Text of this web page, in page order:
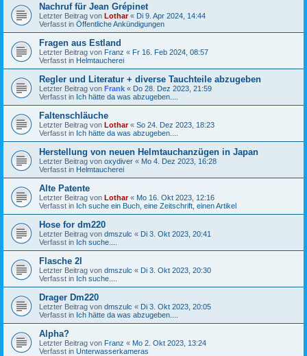
Nachruf für Jean Grépinet
Letzter Beitrag von Lothar« Di 9. Apr 2024, 14:44
Verfasst in Öffentliche Ankündigungen
Fragen aus Estland
Letzter Beitrag von Franz « Fr 16. Feb 2024, 08:57
Verfasst in Helmtaucherei
Regler und Literatur + diverse Tauchteile abzugeben
Letzter Beitrag von Frank « Do 28. Dez 2023, 21:59
Verfasst in Ich hätte da was abzugeben....
Faltenschläuche
Letzter Beitrag von Lothar« So 24. Dez 2023, 18:23
Verfasst in Ich hätte da was abzugeben....
Herstellung von neuen Helmtauchanzügen in Japan
Letzter Beitrag von oxydiver « Mo 4. Dez 2023, 16:28
Verfasst in Helmtaucherei
Alte Patente
Letzter Beitrag von Lothar« Mo 16. Okt 2023, 12:16
Verfasst in Ich suche ein Buch, eine Zeitschrift, einen Artikel
Hose for dm220
Letzter Beitrag von dmszulc « Di 3. Okt 2023, 20:41
Verfasst in Ich suche....
Flasche 2l
Letzter Beitrag von dmszulc « Di 3. Okt 2023, 20:30
Verfasst in Ich suche....
Drager Dm220
Letzter Beitrag von dmszulc « Di 3. Okt 2023, 20:05
Verfasst in Ich hätte da was abzugeben....
Alpha?
Letzter Beitrag von Franz « Mo 2. Okt 2023, 13:24
Verfasst in Unterwasserkameras